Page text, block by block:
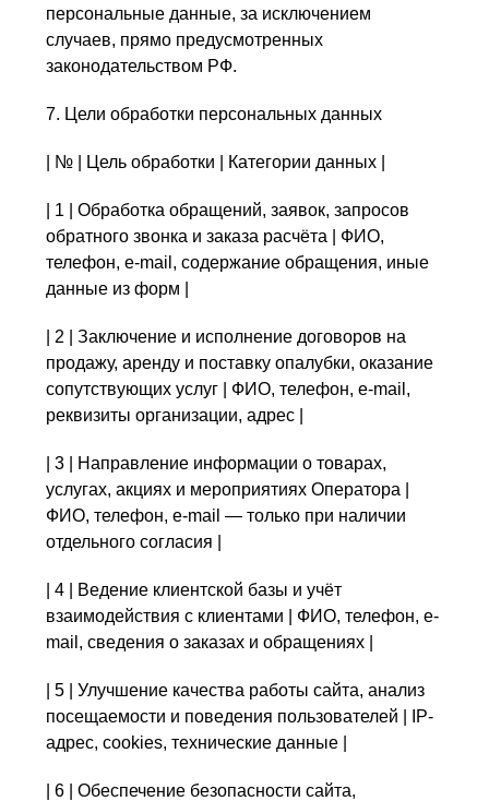
персональные данные, за исключением
случаев, прямо предусмотренных
законодательством РФ.
7. Цели обработки персональных данных
| № | Цель обработки | Категории данных |
| 1 | Обработка обращений, заявок, запросов
обратного звонка и заказа расчёта | ФИО,
телефон, e-mail, содержание обращения, иные
данные из форм |
| 2 | Заключение и исполнение договоров на
продажу, аренду и поставку опалубки, оказание
сопутствующих услуг | ФИО, телефон, e-mail,
реквизиты организации, адрес |
| 3 | Направление информации о товарах,
услугах, акциях и мероприятиях Оператора |
ФИО, телефон, e-mail — только при наличии
отдельного согласия |
| 4 | Ведение клиентской базы и учёт
взаимодействия с клиентами | ФИО, телефон, e-
mail, сведения о заказах и обращениях |
| 5 | Улучшение качества работы сайта, анализ
посещаемости и поведения пользователей | IP-
адрес, cookies, технические данные |
| 6 | Обеспечение безопасности сайта,